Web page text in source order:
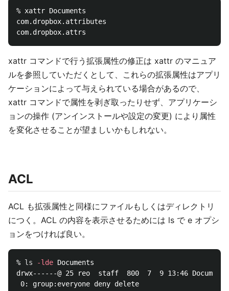
% xattr Documents
com.dropbox.attributes
xattr コマンドで行う拡張属性の修正は xattr のマニュア
ルを参照していただくとして、これらの拡張属性はアプリ
ケーションによって与えられている場合があるので、
xattr コマンドで属性を剥ぎ取ったりせず、アプリケーシ
ョンの操作 (アンインストールや設定の変更) により属性
を変化させることが望ましいかもしれない。
ACL
ACL も拡張属性と同様にファイルもしくはディレクトリ
につく。ACL の内容を表示させるためには ls で e オプシ
ョンをつければ良い。
% ls -lde Documents
drwx------@ 25 reo  staff  800  7  9 13:46 Documents